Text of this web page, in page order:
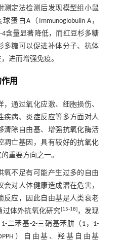
测定法检测后发现模型组小鼠
蛋白A（Immunoglobulin A，
4含量显著降低，而红豆杉多糖
多糖可以促进补体分子、抗体
进而增强免疫。
用
通过氧化应激、细胞损伤、
疾病、炎症反应等多方面对人
清除自由基、增强抗氧化酶活
凋亡基因，具有较好的抗氧化
重要方向之一。
氧不足有可能产生过多的自由
对人体健康造成潜在危害，
反应，因此自由基是人类衰老
过体外抗氧化研究[15-18]，发现
二苯基-2-三硝基苯肼（1，1-
DPPH）自由基、羟基自由基